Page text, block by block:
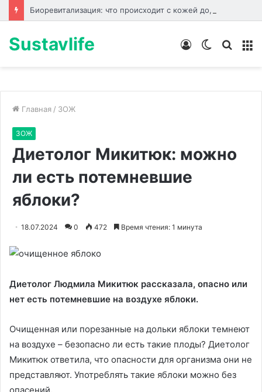
Sustavlife
Switch
Войти
Главная / ЗОЖ
ЗОЖ
Диетолог Микитюк: можно
ли есть потемневшие
яблоки?
18.07.2024 0 472 Время чтения: 1 минута
Диетолог Людмила Микитюк рассказала, опасно или
нет есть потемневшие на воздухе яблоки.
Очищенная или порезанные на дольки яблоки темнеют
на воздухе – безопасно ли есть такие плоды? Диетолог
Микитюк ответила, что опасности для организма они не
представляют. Употреблять такие яблоки можно без